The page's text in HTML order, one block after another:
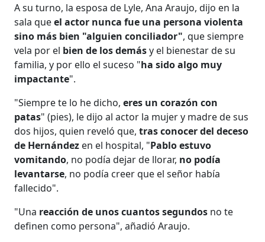
A su turno, la esposa de Lyle, Ana Araujo, dijo en la
sala queel actor nunca fue una persona violenta
sino más bien "alguien conciliador", que siempre
vela por el bien de los demásy el bienestar de su
familia, y por ello el suceso "ha sido algo muy
impactante".
"Siempre te lo he dicho, eres un corazón con
patas" (pies), le dijo al actor la mujer y madre de sus
dos hijos, quien reveló que,tras conocer del deceso
de Hernández en el hospital, "Pablo estuvo
vomitando, no podía dejar de llorar, no podía
levantarse, no podía creer que el señor había
fallecido".
"Una reacción de unos cuantos segundos no te
definen como persona", añadió Araujo.